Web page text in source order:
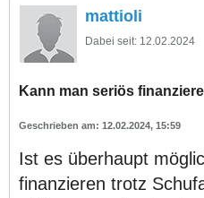
mattioli
Dabei seit: 12.02.2024
Kann man seriös
12.02.2024, 15:59
Ist es überhaupt
finanzieren trotz